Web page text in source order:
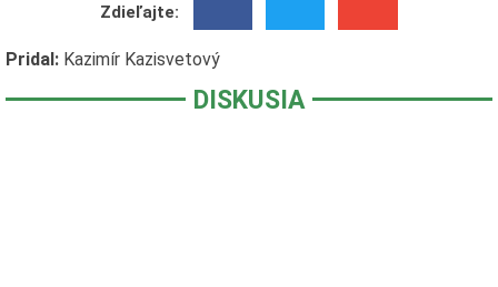
Zdieľajte:
Pridal: Kazimír Kazisvetový
DISKUSIA